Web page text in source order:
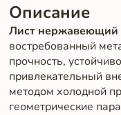
Описание
Лист нержавеющий
востребованный
прочность,
привлекательный
методом холодной
геометрические